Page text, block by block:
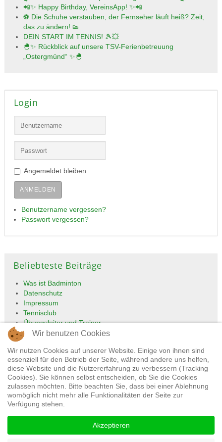
📲✨ Happy Birthday, VereinsApp! ✨📲
⚽ Die Schuhe verstauben, der Fernseher läuft heiß? Zeit,
das zu ändern! 👟
DEIN START IM TENNIS! 🎾💥
🐣✨ Rückblick auf unsere TSV-Ferienbetreuung
„Ostergmünd“ ✨🐣
Login
Angemeldet bleiben
ANMELDEN
Benutzername vergessen?
Passwort vergessen?
Beliebteste Beiträge
Was ist Badminton
Datenschutz
Impressum
Tennisclub
Übungsleiter und Trainer
Wir benutzen Cookies
Wir nutzen Cookies auf unserer Website. Einige von ihnen sind
essenziell für den Betrieb der Seite, während andere uns helfen,
diese Website und die Nutzererfahrung zu verbessern (Tracking
Cookies). Sie können selbst entscheiden, ob Sie die Cookies
zulassen möchten. Bitte beachten Sie, dass bei einer Ablehnung
womöglich nicht mehr alle Funktionalitäten der Seite zur
Verfügung stehen.
Akzeptieren